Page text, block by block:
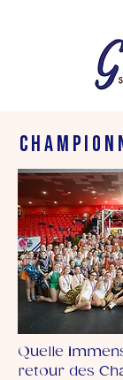
Quelle
retour des